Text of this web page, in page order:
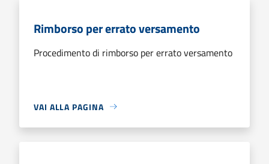
Rimborso per errato versamento
Procedimento di rimborso per errato versamento
VAI ALLA PAGINA